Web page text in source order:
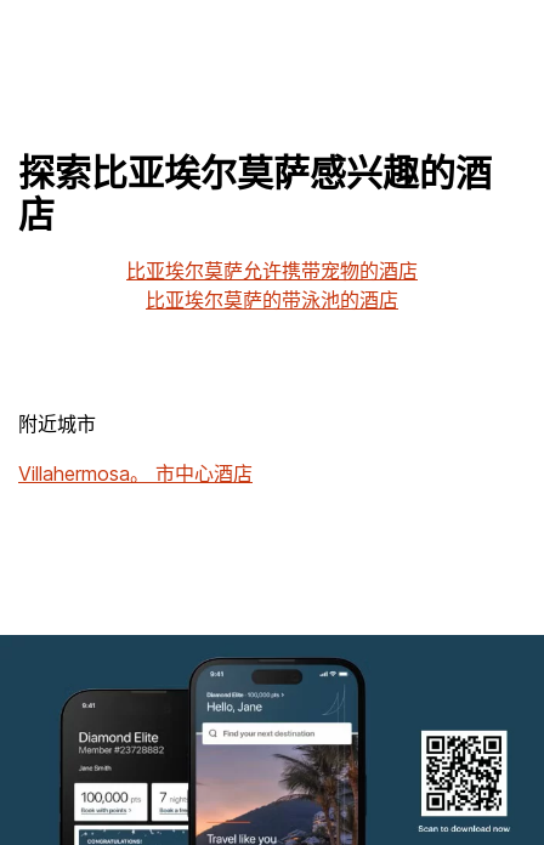
探索比亚埃尔莫萨感兴趣的酒
店
比亚埃尔莫萨允许携带宠物的酒店
比亚埃尔莫萨的带泳池的酒店
附近城市
Villahermosa。 市中心酒店